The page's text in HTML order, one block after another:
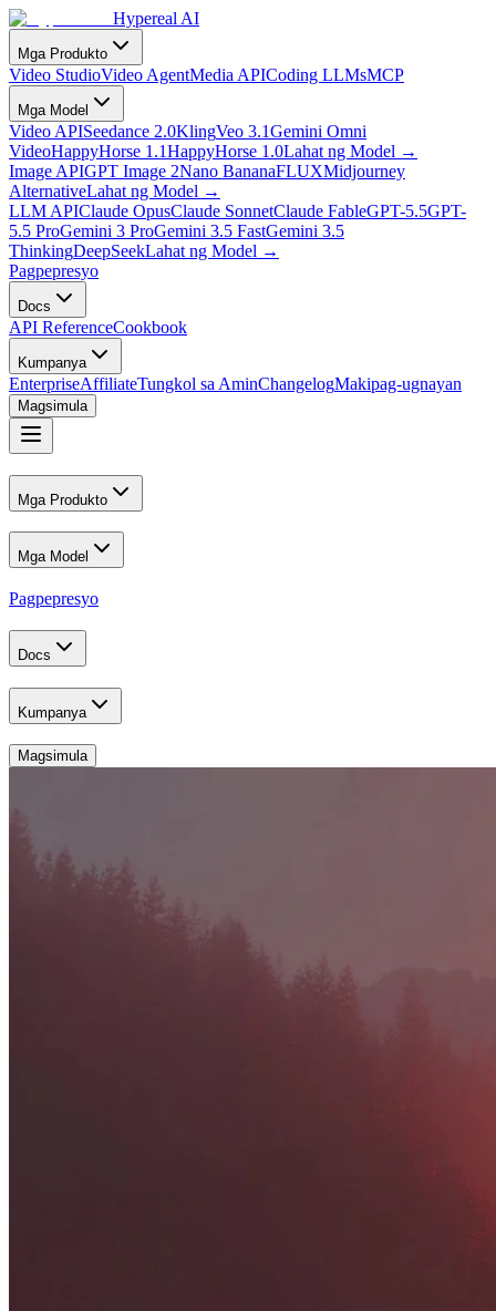
Hypereal AI
Mga Produkto
Video StudioVideo AgentMedia APICoding LLMsMCP
Mga Model
Video APISeedance 2.0KlingVeo 3.1Gemini Omni
VideoHappyHorse 1.1HappyHorse 1.0Lahat ng Model →
Image APIGPT Image 2Nano BananaFLUXMidjourney
AlternativeLahat ng Model →
LLM APIClaude OpusClaude SonnetClaude FableGPT-5.5GPT-
5.5 ProGemini 3 ProGemini 3.5 FastGemini 3.5
ThinkingDeepSeekLahat ng Model →
Pagpepresyo
Docs
API ReferenceCookbook
Kumpanya
EnterpriseAffiliateTungkol sa AminChangelogMakipag-ugnayan
Magsimula
Mga Produkto
Mga Model
Pagpepresyo
Docs
Kumpanya
Magsimula